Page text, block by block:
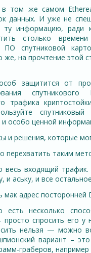
в том же самом
данных. И уже не
ту информацию, ради
столько
спутниковой
же, на прочтение этой
защитится от
трафика
и особо ценной
и решения, которые
перехватить таким
весь входящий
и аську, и все
мак адрес посторонней
есть несколько
спросить его у
нельзя — можно
вариант – это
граберов, например